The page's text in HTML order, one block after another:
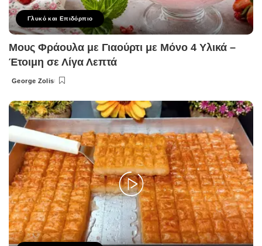
Γλυκό και Επιδόρπιο
Μους Φράουλα με Γιαούρτι με Μόνο 4 Υλικά –
Έτοιμη σε Λίγα Λεπτά
Posted
George Zolis